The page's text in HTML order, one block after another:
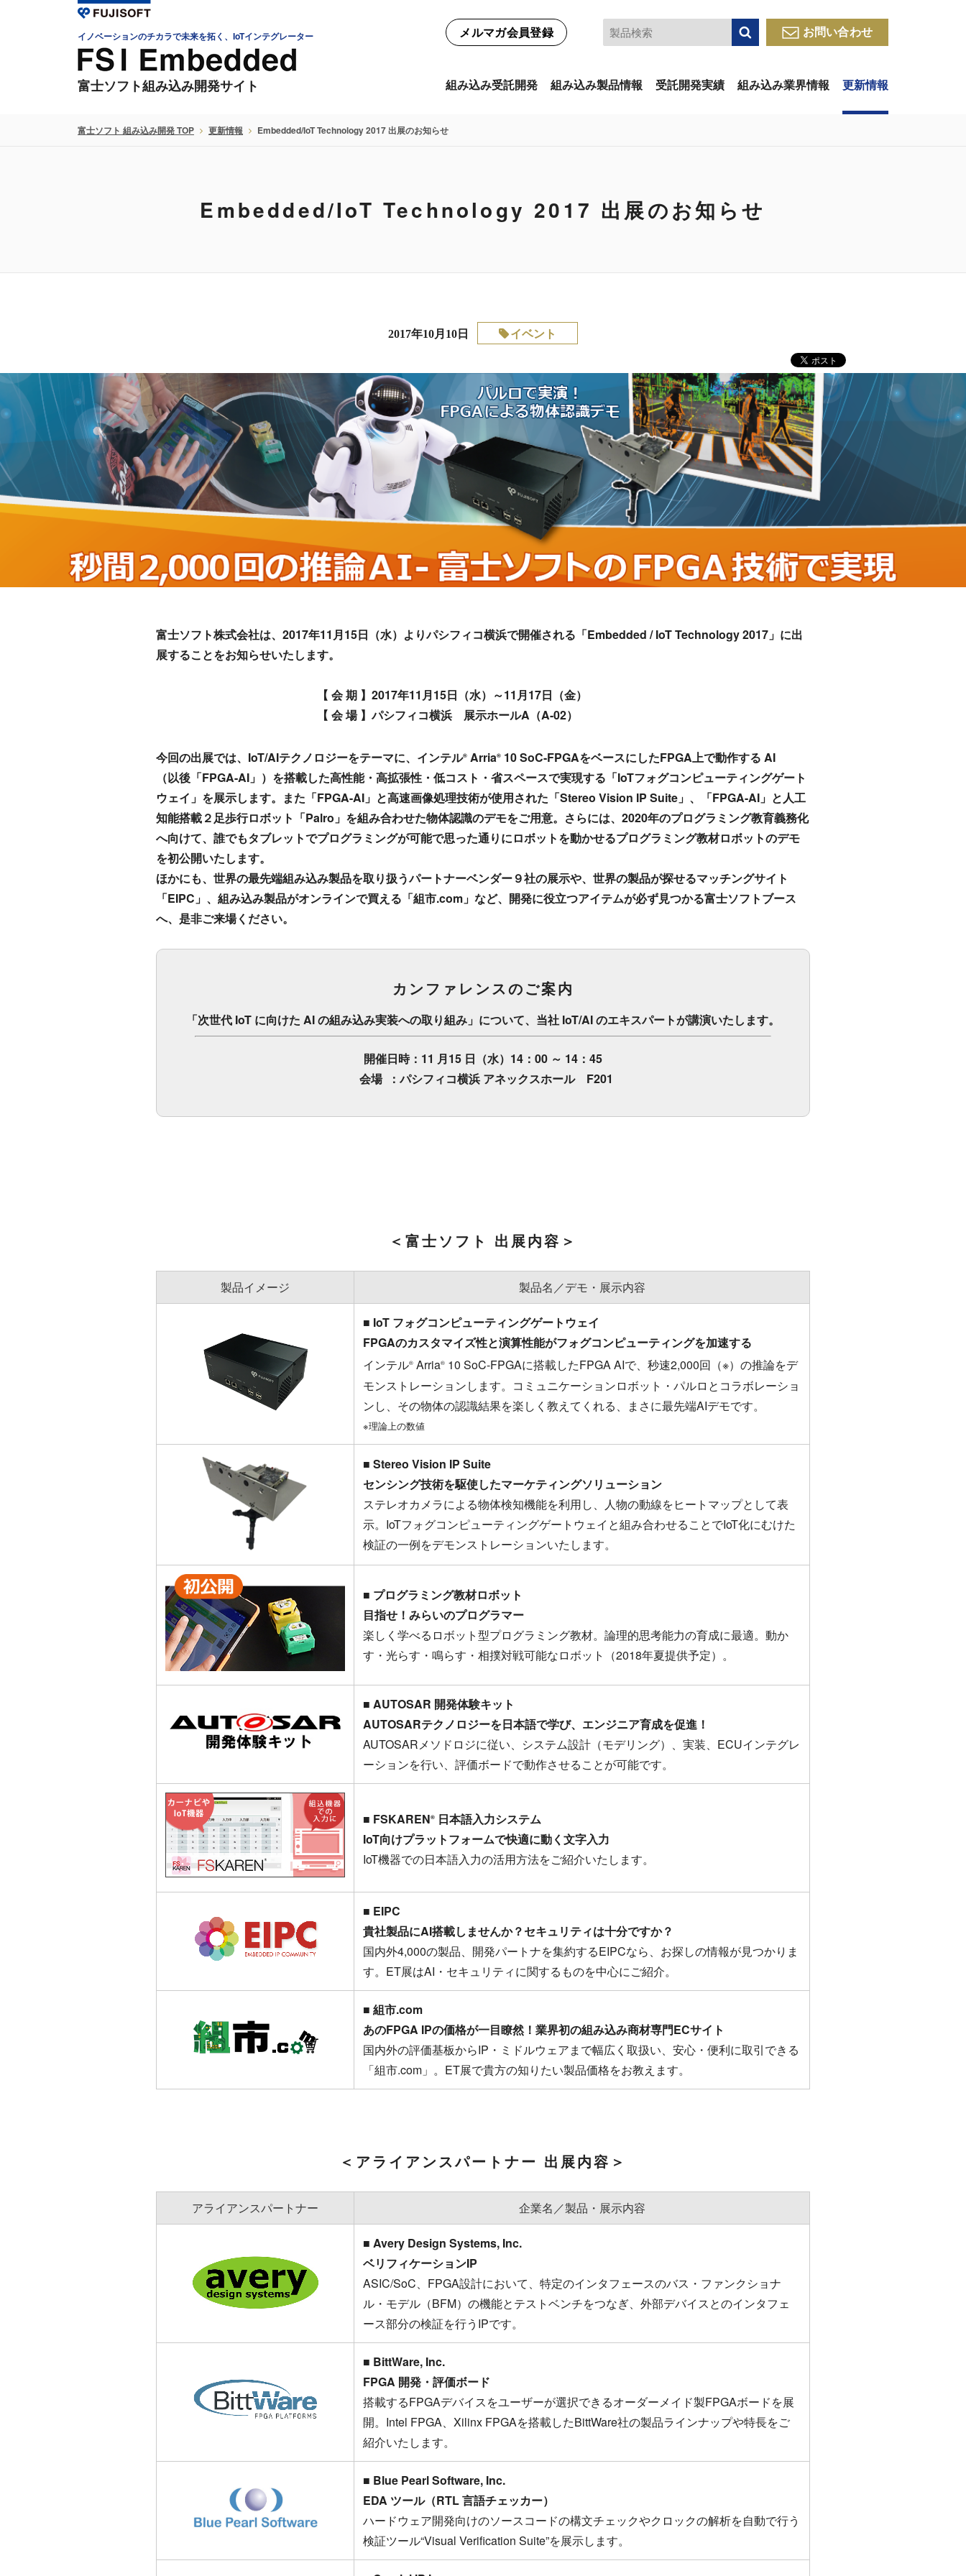
イノベーションのチカラで未来を拓く、IoTインテグレーター
富士ソフト組み込み開発サイト
メルマガ会員登録 検索 お問い合わせ
組み込み受託開発 組み込み製品情報 受託開発実績 組み込み業界情報 更新情報
富士ソフト 組み込み開発 TOP 更新情報 Embedded/IoT Technology 2017 出展のお知らせ
Embedded/IoT Technology 2017 出展のお知らせ
2017年10月10日 イベント
富士ソフト株式会社は、2017年11月15日（水）よりパシフィコ横浜で開催される 「Embedded / IoT Technology 2017」 に出
展することをお知らせいたします。
【 会 期 】2017年11月15日（水）～11月17日（金）
【 会 場 】パシフィコ横浜 展示ホールA（A-02）
今回の出展では、IoT/AIテクノロジーをテーマに、インテル® Arria® 10 SoC-FPGAをベースにしたFPGA上で動作する AI
（以後「FPGA-AI」）を搭載した高性能・高拡張性・低コスト・省スペースで実現する「IoTフォグコンピューティングゲート
ウェイ」を展示します。また「FPGA-AI」と高速画像処理技術が使用された「Stereo Vision IP Suite」、「FPGA-AI」と人工
知能搭載２足歩行ロボット「Palro」を組み合わせた物体認識のデモをご用意。さらには、2020年のプログラミング教育義務化
へ向けて、誰でもタブレットでプログラミングが可能で思った通りにロボットを動かせるプログラミング教材ロボットのデモ
を初公開いたします。
ほかにも、世界の最先端組み込み製品を取り扱うパートナーベンダー９社の展示や、世界の製品が探せるマッチングサイト
「EIPC」、組み込み製品がオンラインで買える「組市.com」など、開発に役立つアイテムが必ず見つかる富士ソフトブース
へ、是非ご来場ください。
カンファレンスのご案内
「次世代 IoT に向けた AI の組み込み実装への取り組み」について、当社 IoT/AI のエキスパートが講演いたします。
開催日時：11 月15 日（水）14：00 ～ 14：45
会場 ：パシフィコ横浜 アネックスホール F201
＜富士ソフト 出展内容＞
製品イメージ 製品名／デモ・展示内容
■ IoT フォグコンピューティングゲートウェイ
FPGAのカスタマイズ性と演算性能がフォグコンピューティングを加速する
インテル® Arria® 10 SoC-FPGAに搭載したFPGA AIで、秒速2,000回（※）の推論をデ
モンストレーションします。コミュニケーションロボット・パルロとコラボレーショ
ンし、その物体の認識結果を楽しく教えてくれる、まさに最先端AIデモです。
※理論上の数値
■ Stereo Vision IP Suite
センシング技術を駆使したマーケティングソリューション
ステレオカメラによる物体検知機能を利用し、人物の動線をヒートマップとして表
示。IoTフォグコンピューティングゲートウェイと組み合わせることでIoT化にむけた
検証の一例をデモンストレーションいたします。
■ プログラミング教材ロボット
目指せ！みらいのプログラマー
楽しく学べるロボット型プログラミング教材。論理的思考能力の育成に最適。動か
す・光らす・鳴らす・相撲対戦可能なロボット（2018年夏提供予定）。
■ AUTOSAR 開発体験キット
AUTOSARテクノロジーを日本語で学び、エンジニア育成を促進！
AUTOSARメソドロジに従い、システム設計（モデリング）、実装、ECUインテグレ
ーションを行い、評価ボードで動作させることが可能です。
■ FSKAREN® 日本語入力システム
IoT向けプラットフォームで快適に動く文字入力
IoT機器での日本語入力の活用方法をご紹介いたします。
■ EIPC
貴社製品にAI搭載しませんか？セキュリティは十分ですか？
国内外4,000の製品、開発パートナを集約するEIPCなら、お探しの情報が見つかりま
す。ET展はAI・セキュリティに関するものを中心にご紹介。
■ 組市.com
あのFPGA IPの価格が一目瞭然！業界初の組み込み商材専門ECサイト
国内外の評価基板からIP・ミドルウェアまで幅広く取扱い、安心・便利に取引できる
「組市.com」。ET展で貴方の知りたい製品価格をお教えます。
＜アライアンスパートナー 出展内容＞
アライアンスパートナー 企業名／製品・展示内容
■ Avery Design Systems, Inc.
ベリフィケーションIP
ASIC/SoC、FPGA設計において、特定のインタフェースのバス・ファンクショナ
ル・モデル（BFM）の機能とテストベンチをつなぎ、外部デバイスとのインタフェ
ース部分の検証を行うIPです。
■ BittWare, Inc.
FPGA 開発・評価ボード
搭載するFPGAデバイスをユーザーが選択できるオーダーメイド製FPGAボードを展
開。Intel FPGA、Xilinx FPGAを搭載したBittWare社の製品ラインナップや特長をご
紹介いたします。
■ Blue Pearl Software, Inc.
EDA ツール（RTL 言語チェッカー）
ハードウェア開発向けのソースコードの構文チェックやクロックの解析を自動で行う
検証ツール“Visual Verification Suite”を展示します。